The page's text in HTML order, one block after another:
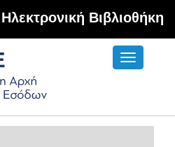
Hλεκτρονική Βιβλιοθήκη
Toggle